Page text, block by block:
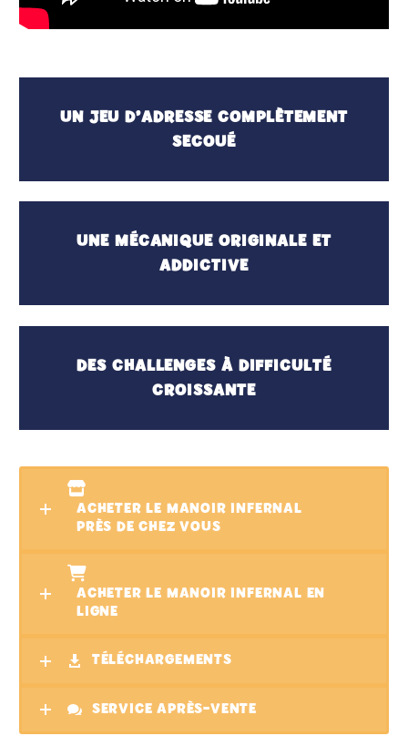
UN JEU D’ADRESSE COMPLÈTEMENT
SECOUÉ
UNE MÉCANIQUE ORIGINALE ET
ADDICTIVE
DES CHALLENGES À DIFFICULTÉ
CROISSANTE
ACHETER LE MANOIR INFERNAL
PRÈS DE CHEZ VOUS
ACHETER LE MANOIR INFERNAL EN
LIGNE
TÉLÉCHARGEMENTS
SERVICE APRÈS-VENTE